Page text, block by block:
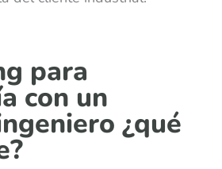
para
con un
¿qué